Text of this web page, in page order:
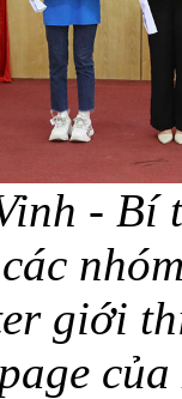
-
các
giới